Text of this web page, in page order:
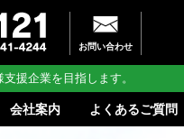
お問い合わせ
援企業を目指します。
会社案内 よくあるご質問